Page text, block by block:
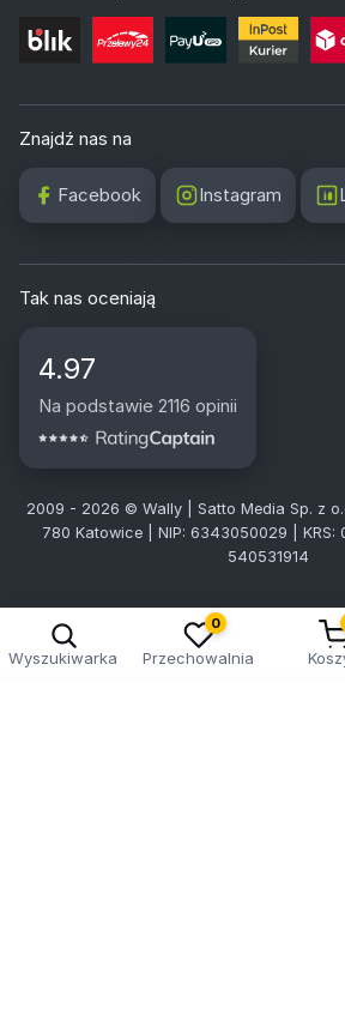
Znajdź nas na
Facebook Instagram
Tak nas oceniają
4.97
Na podstawie 2116 opinii
2009 - 2026 © Wally | Satto Media Sp. z
780 Katowice | NIP: 6343050029 | KRS:
540531914
Wyszukiwarka
0
Przechowalnia